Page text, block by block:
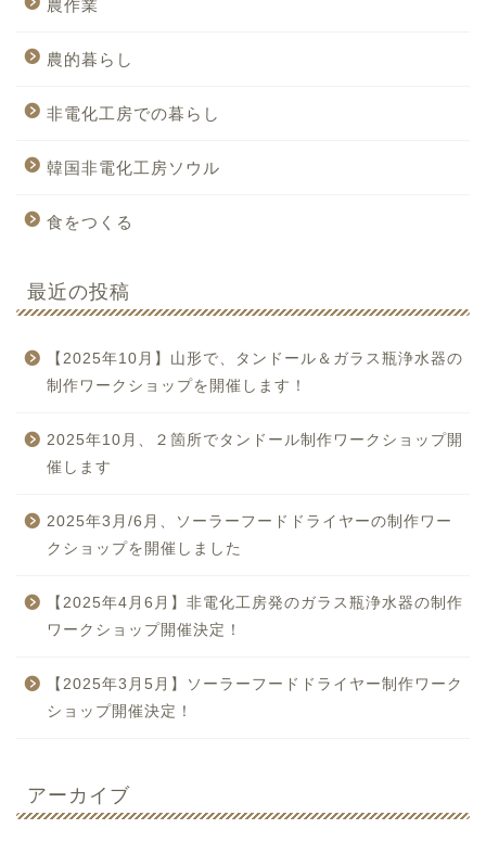
農作業
農的暮らし
非電化工房での暮らし
韓国非電化工房ソウル
食をつくる
最近の投稿
【2025年10月】山形で、タンドール＆ガラス瓶浄水器の
制作ワークショップを開催します！
2025年10月、２箇所でタンドール制作ワークショップ開
催します
2025年3月/6月、ソーラーフードドライヤーの制作ワー
クショップを開催しました
【2025年4月6月】非電化工房発のガラス瓶浄水器の制作
ワークショップ開催決定！
【2025年3月5月】ソーラーフードドライヤー制作ワーク
ショップ開催決定！
アーカイブ